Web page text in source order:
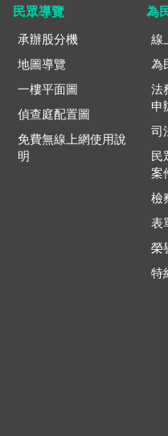
民眾導覽
承辦股分機
地圖導覽
一樓平面圖
偵查庭配置圖
免費無線上網使用說
明
為
線
為
法
申
司
民
案
檢
表
榮
特